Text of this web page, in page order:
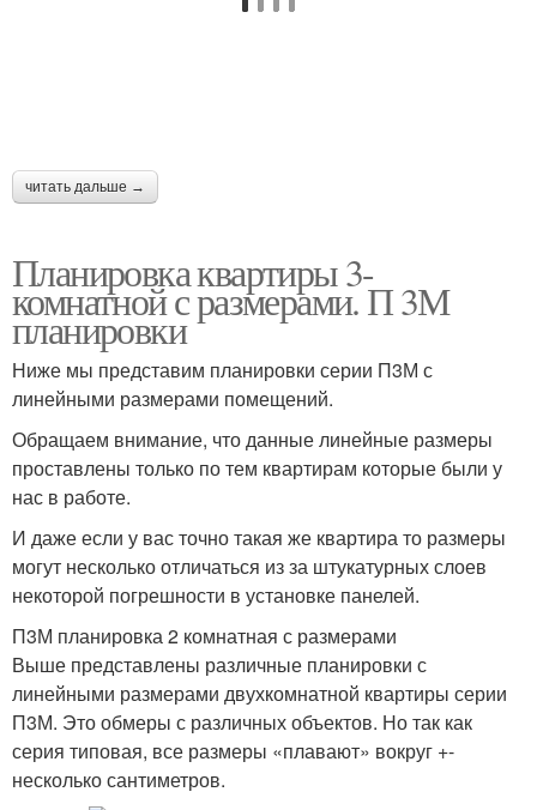
читать дальше →
Планировка квартиры 3-
комнатной с размерами. П 3М
планировки
Ниже мы представим планировки серии П3М с
линейными размерами помещений.
Обращаем внимание, что данные линейные размеры
проставлены только по тем квартирам которые были у
нас в работе.
И даже если у вас точно такая же квартира то размеры
могут несколько отличаться из за штукатурных слоев
некоторой погрешности в установке панелей.
П3М планировка 2 комнатная с размерами
Выше представлены различные планировки с
линейными размерами двухкомнатной квартиры серии
П3М. Это обмеры с различных объектов. Но так как
серия типовая, все размеры «плавают» вокруг +-
несколько сантиметров.